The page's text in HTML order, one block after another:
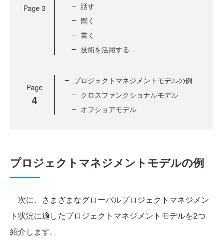
Page 3
話す
聞く
書く
技術を活用する
Page
4
プロジェクトマネジメントモデルの例
クロスファンクショナルモデル
オフショアモデル
プロジェクトマネジメントモデルの例
次に、さまざまなグローバルプロジェクトマネジメン
ト状況に適したプロジェクトマネジメントモデルを2つ
紹介します。